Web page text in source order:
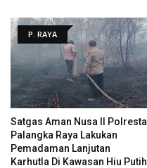
P. RAYA
Satgas Aman Nusa II Polresta
Palangka Raya Lakukan
Pemadaman Lanjutan
Karhutla Di Kawasan Hiu Putih